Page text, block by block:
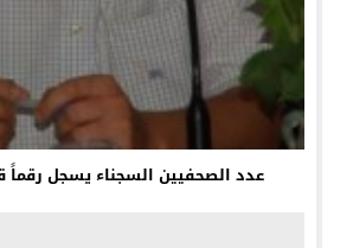
عدد الصحفيين السجناء يسجل رقماً